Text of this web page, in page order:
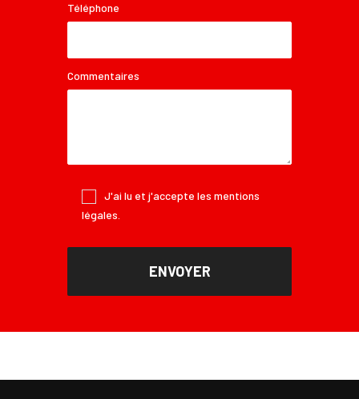
Téléphone
Commentaires
J'ai lu et j'accepte les mentions
légales